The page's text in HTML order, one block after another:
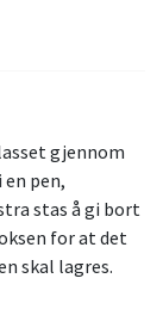
gjennom
pen,
stas å gi bort
for at det
skal lagres.